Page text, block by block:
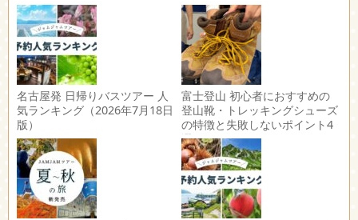
名古屋発 日帰りバスツアー 人
気ランキング（2026年7月18日
版）
富士登山 初心者におすすめの
登山靴・トレッキングシューズ
の特徴と失敗しないポイント4
選